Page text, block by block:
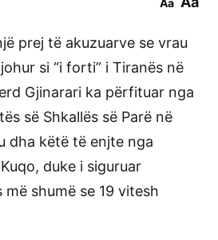
Aa
prej të akuzuarve se vrau
si “i forti” i Tiranës në
Gjinarari ka përfituar nga
së Shkallës së Parë në
dha këtë të enjte nga
duke i siguruar
shumë se 19 vitesh